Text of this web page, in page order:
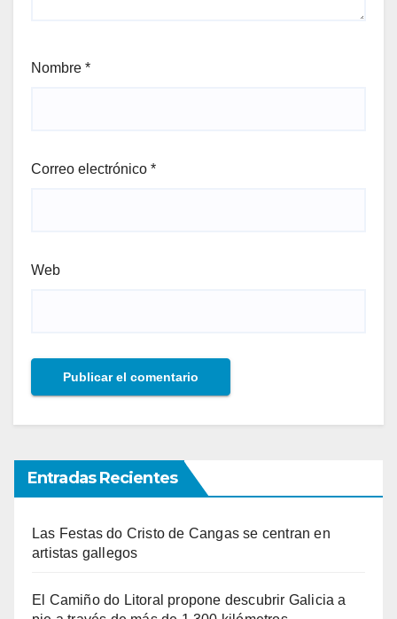
Nombre *
Correo electrónico *
Web
Entradas Recientes
Las Festas do Cristo de Cangas se centran en
artistas gallegos
El Camiño do Litoral propone descubrir Galicia a